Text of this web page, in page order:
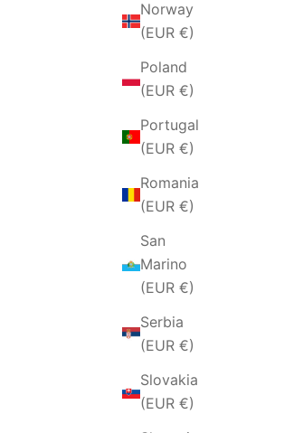
Norway
(EUR €)
Poland
(EUR €)
Portugal
(EUR €)
Romania
(EUR €)
San
Marino
(EUR €)
Serbia
(EUR €)
Slovakia
(EUR €)